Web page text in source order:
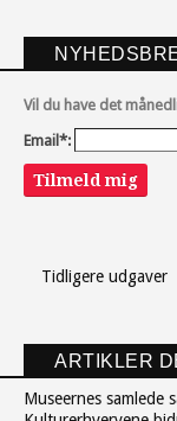
Vil du have det
Email*:
Tilmeld mig
Tidligere udgaver
ARTIKLER
Museernes samlede